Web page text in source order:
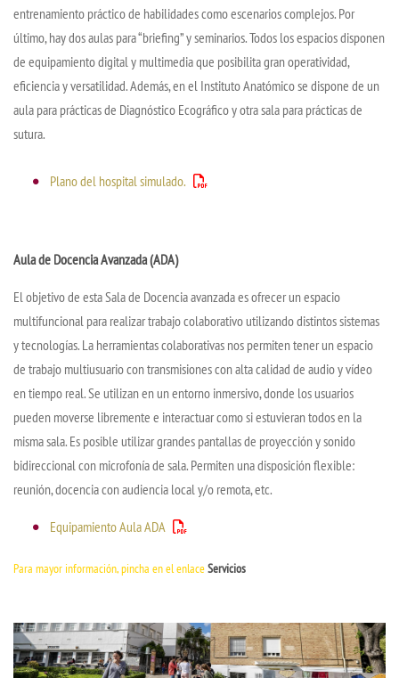
entrenamiento práctico de habilidades como escenarios complejos. Por
último, hay dos aulas para “briefing” y seminarios. Todos los espacios disponen
de equipamiento digital y multimedia que posibilita gran operatividad,
eficiencia y versatilidad. Además, en el Instituto Anatómico se dispone de un
aula para prácticas de Diagnóstico Ecográfico y otra sala para prácticas de
sutura.
Plano del hospital simulado.
Aula de Docencia Avanzada (ADA)
El objetivo de esta Sala de Docencia avanzada es ofrecer un espacio
multifuncional para realizar trabajo colaborativo utilizando distintos sistemas
y tecnologías. La herramientas colaborativas nos permiten tener un espacio
de trabajo multiusuario con transmisiones con alta calidad de audio y vídeo
en tiempo real. Se utilizan en un entorno inmersivo, donde los usuarios
pueden moverse libremente e interactuar como si estuvieran todos en la
misma sala. Es posible utilizar grandes pantallas de proyección y sonido
bidireccional con microfonía de sala. Permiten una disposición flexible:
reunión, docencia con audiencia local y/o remota, etc.
Equipamiento Aula ADA
Para mayor información, pincha en el enlaceServicios